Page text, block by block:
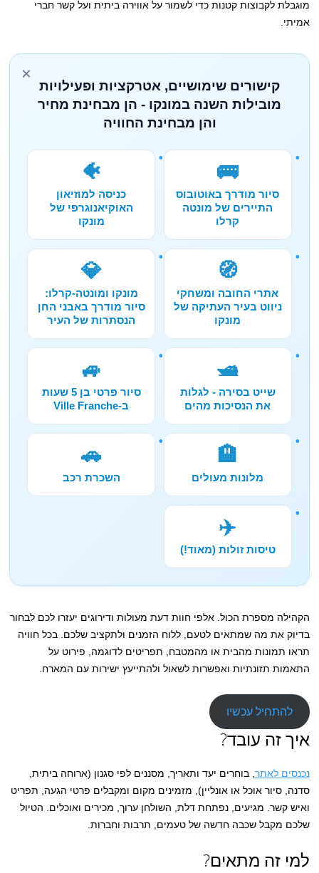
מוגבלת לקבוצות קטנות כדי לשמור על אווירה ביתית ועל קשר חברי
אמיתי.
×
קישורים שימושיים, אטרקציות ופעילויות
מובילות השנה במונקו - הן מבחינת מחיר
והן מבחינת החוויה
🚌
סיור מודרך באוטובוס
התיירים של מונטה
קרלו
🐠
כניסה למוזיאון
האוקיאנוגרפי של
מונקו
🧭
אתרי החובה ומשחקי
ניווט בעיר העתיקה של
מונקו
💎
מונקו ומונטה-קרלו:
סיור מודרך באבני החן
הנסתרות של העיר
🛥️
שייט בסירה - לגלות
את הנסיכות מהים
🚙
סיור פרטי בן 5 שעות
ב-Ville Franche
🏨
מלונות מעולים
🚗
השכרת רכב
✈️
טיסות זולות (מאוד!)
הקהילה מספרת הכול. אלפי חוות דעת מעולות ודירוגים יעזרו לכם לבחור
בדיוק את מה שמתאים לטעם, ללוח הזמנים ולתקציב שלכם. בכל חוויה
תראו תמונות מהבית או מהמטבח, תפריטים לדוגמה, פירוט על
התאמות תזונתיות ואפשרות לשאול ולהתייעץ ישירות עם המארח.
להתחיל עכשיו
איך זה עובד?
נכנסים לאתר , בוחרים יעד ותאריך, מסננים לפי סגנון (ארוחה ביתית,
סדנה, סיור אוכל או אונליין), מזמינים מקום ומקבלים פרטי הגעה, תפריט
ואיש קשר. מגיעים, נפתחת דלת, השולחן ערוך, מכירים ואוכלים. הטיול
שלכם מקבל שכבה חדשה של טעמים, תרבות וחברות.
למי זה מתאים?